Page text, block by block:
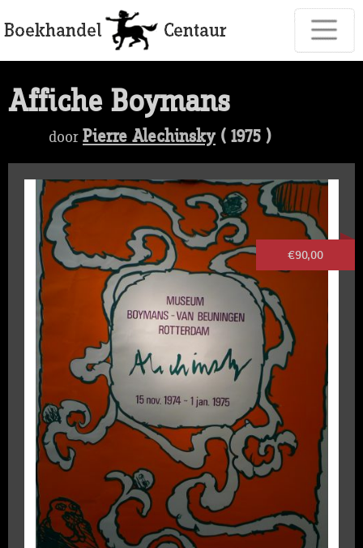
Affiche Boymans
door Pierre Alechinsky ( 1975 )
€90,00